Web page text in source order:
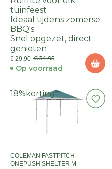
tuinfeest
Ideaal tijdens zomerse
BBQ's
Snel opgezet, direct
genieten
€ 29,90 € 34,95
Op voorraad
18% korting
COLEMAN FASTPITCH
ONEPUSH SHELTER M